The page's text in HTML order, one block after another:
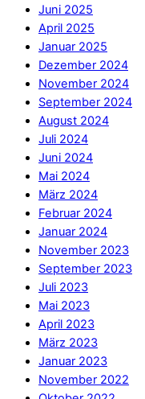
Juni 2025
April 2025
Januar 2025
Dezember 2024
November 2024
September 2024
August 2024
Juli 2024
Juni 2024
Mai 2024
März 2024
Februar 2024
Januar 2024
November 2023
September 2023
Juli 2023
Mai 2023
April 2023
März 2023
Januar 2023
November 2022